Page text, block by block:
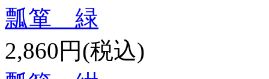
瓢箪 緑
2,860円(税込)